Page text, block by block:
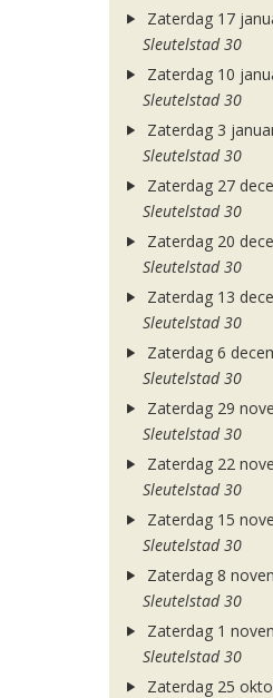
Zaterdag 17
Sleutelstad 30
Zaterdag 10
Sleutelstad 30
Zaterdag 3
Sleutelstad 30
Zaterdag 27
Sleutelstad 30
Zaterdag 20
Sleutelstad 30
Zaterdag 13
Sleutelstad 30
Zaterdag 6
Sleutelstad 30
Zaterdag 29
Sleutelstad 30
Zaterdag 22
Sleutelstad 30
Zaterdag 15
Sleutelstad 30
Zaterdag 8
Sleutelstad 30
Zaterdag 1
Sleutelstad 30
Zaterdag 25